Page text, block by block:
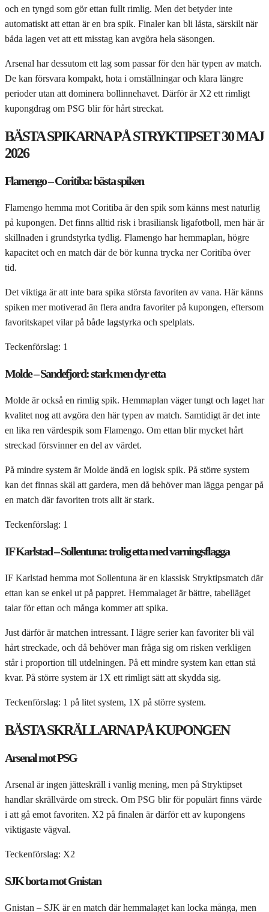
och en tyngd som gör ettan fullt rimlig. Men det betyder inte
automatiskt att ettan är en bra spik. Finaler kan bli låsta, särskilt när
båda lagen vet att ett misstag kan avgöra hela säsongen.
Arsenal har dessutom ett lag som passar för den här typen av match.
De kan försvara kompakt, hota i omställningar och klara längre
perioder utan att dominera bollinnehavet. Därför är X2 ett rimligt
kupongdrag om PSG blir för hårt streckat.
BÄSTA SPIKARNA PÅ STRYKTIPSET 30 MAJ
2026
Flamengo – Coritiba: bästa spiken
Flamengo hemma mot Coritiba är den spik som känns mest naturlig
på kupongen. Det finns alltid risk i brasiliansk ligafotboll, men här är
skillnaden i grundstyrka tydlig. Flamengo har hemmaplan, högre
kapacitet och en match där de bör kunna trycka ner Coritiba över
tid.
Det viktiga är att inte bara spika största favoriten av vana. Här känns
spiken mer motiverad än flera andra favoriter på kupongen, eftersom
favoritskapet vilar på både lagstyrka och spelplats.
Teckenförslag: 1
Molde – Sandefjord: stark men dyr etta
Molde är också en rimlig spik. Hemmaplan väger tungt och laget har
kvalitet nog att avgöra den här typen av match. Samtidigt är det inte
en lika ren värdespik som Flamengo. Om ettan blir mycket hårt
streckad försvinner en del av värdet.
På mindre system är Molde ändå en logisk spik. På större system
kan det finnas skäl att gardera, men då behöver man lägga pengar på
en match där favoriten trots allt är stark.
Teckenförslag: 1
IF Karlstad – Sollentuna: trolig etta med varningsflagga
IF Karlstad hemma mot Sollentuna är en klassisk Stryktipsmatch där
ettan kan se enkel ut på pappret. Hemmalaget är bättre, tabelläget
talar för ettan och många kommer att spika.
Just därför är matchen intressant. I lägre serier kan favoriter bli väl
hårt streckade, och då behöver man fråga sig om risken verkligen
står i proportion till utdelningen. På ett mindre system kan ettan stå
kvar. På större system är 1X ett rimligt sätt att skydda sig.
Teckenförslag: 1 på litet system, 1X på större system.
BÄSTA SKRÄLLARNA PÅ KUPONGEN
Arsenal mot PSG
Arsenal är ingen jätteskräll i vanlig mening, men på Stryktipset
handlar skrällvärde om streck. Om PSG blir för populärt finns värde
i att gå emot favoriten. X2 på finalen är därför ett av kupongens
viktigaste vägval.
Teckenförslag: X2
SJK borta mot Gnistan
Gnistan – SJK är en match där hemmalaget kan locka många, men